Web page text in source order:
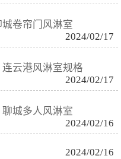
卷帘门风淋室
2024/02/17
云港风淋室规格
2024/02/17
城多人风淋室
2024/02/16
2024/02/16